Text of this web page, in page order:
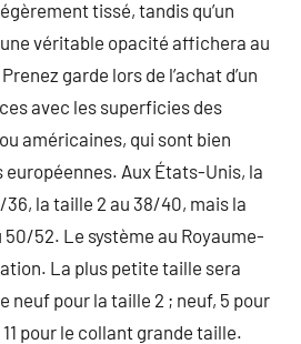
tissé, tandis qu’un
véritable opacité affichera au
garde lors de l’achat d’un
avec les superficies des
américaines, qui sont bien
Aux États-Unis, la
la taille 2 au 38/40, mais la
52. Le système au Royaume-
La plus petite taille sera
neuf pour la taille 2 ; neuf, 5 pour
pour le collant grande taille.